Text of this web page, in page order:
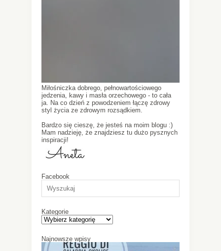
Miłośniczka dobrego, pełnowartościowego
jedzenia, kawy i masła orzechowego - to cała
ja. Na co dzień z powodzeniem łączę zdrowy
styl życia ze zdrowym rozsądkiem.
Bardzo się cieszę, że jesteś na moim blogu :)
Mam nadzieję, że znajdziesz tu dużo pysznych
inspiracji!
Facebook
Kategorie
Najnowsze wpisy